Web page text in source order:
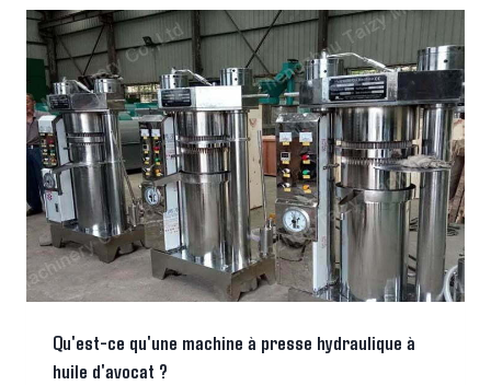
Qu'est-ce qu'une machine à presse hydraulique à
huile d'avocat ?